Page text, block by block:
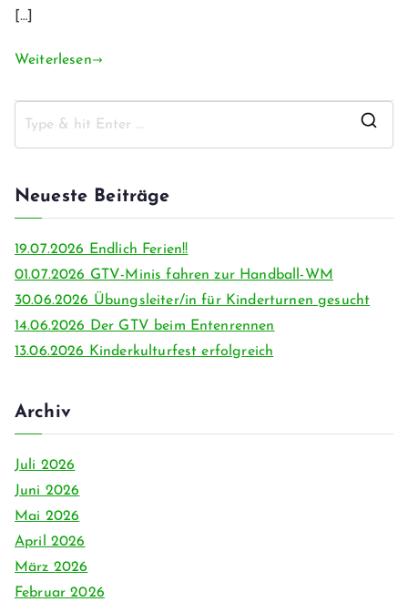
[…]
Weiterlesen
Neueste Beiträge
19.07.2026 Endlich Ferien!!
01.07.2026 GTV-Minis fahren zur Handball-WM
30.06.2026 Übungsleiter/in für Kinderturnen gesucht
14.06.2026 Der GTV beim Entenrennen
13.06.2026 Kinderkulturfest erfolgreich
Archiv
Juli 2026
Juni 2026
Mai 2026
April 2026
März 2026
Februar 2026